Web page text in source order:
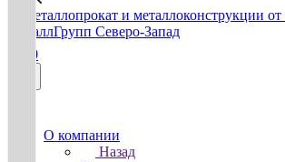
0
О компании
Назад